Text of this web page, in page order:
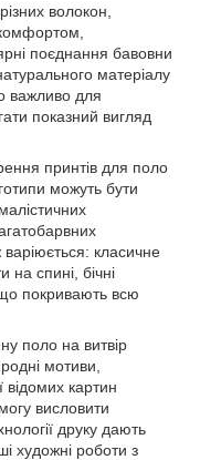
волокон,
поєднання бавовни
матеріалу
важливо для
показний вигляд
принтів для поло
можуть бути
класичне
на спині, бічні
покривають всю
поло на витвір
мотиви,
відомих картин
висловити
друку дають
художні роботи з